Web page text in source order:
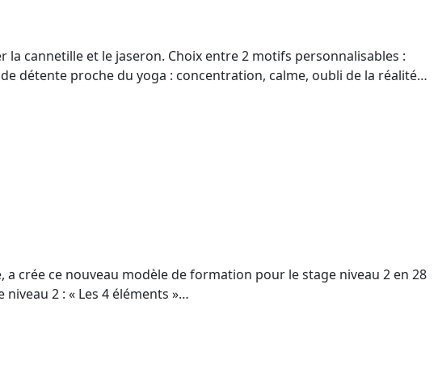
cannetille et le jaseron. Choix entre 2 motifs personnalisables :
détente proche du yoga : concentration, calme, oubli de la réalité…
crée ce nouveau modèle de formation pour le stage niveau 2 en 28
2 : « Les 4 éléments »…